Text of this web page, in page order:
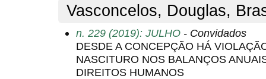
Vasconcelos, Douglas,
n. 229 (2019): JULHO - Convidados
DESDE A CONCEPÇÃO HÁ
NASCITURO NOS BALANÇOS
DIREITOS HUMANOS